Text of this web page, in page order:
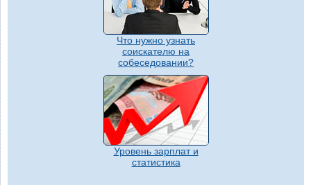
Что нужно узнать
соискателю на
собеседовании?
Уровень зарплат и
статистика